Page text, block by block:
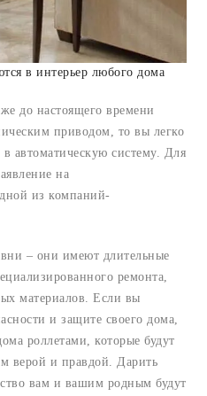
в интерьер любого дома
до настоящего времени
приводом, то вы легко
автоматическую систему. Для
на
из компаний-
– они имеют длительные
ремонта,
материалов. Если вы
и защите своего дома,
роллетами, которые будут
верой и правдой. Дарить
вам и вашим родным будут